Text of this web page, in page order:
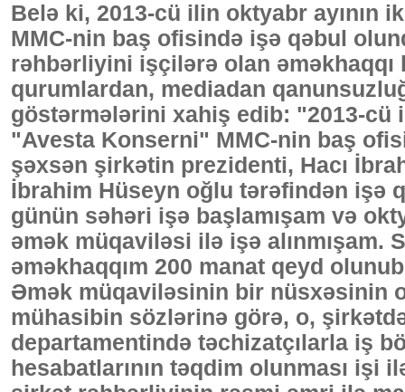
Belə ki, 2013-cü ilin oktyabr ayının
MMC-nin baş ofisində işə qəbul
rəhbərliyini işçilərə olan əməkhaqqı
qurumlardan, mediadan
göstərmələrini xahiş edib: "2013-cü
"Avesta Konserni" MMC-nin baş
şəxsən şirkətin prezidenti, Hacı
İbrahim Hüseyn oğlu tərəfindən işə
günün səhəri işə başlamışam və
əmək müqaviləsi ilə işə
əməkhaqqım 200 manat qeyd
Əmək müqaviləsinin bir nüsxəsinin
mühasibin sözlərinə görə, o,
departamentində təchizatçılarla iş
hesabatlarının təqdim olunması işi